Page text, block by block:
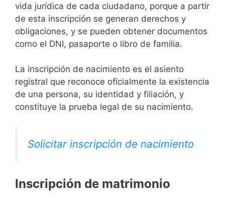
vida jurídica de cada ciudadano, porque a partir
de esta inscripción se generan derechos y
obligaciones, y se pueden obtener documentos
como el DNI, pasaporte o libro de familia.
La inscripción de nacimiento es el asiento
registral que reconoce oficialmente la existencia
de una persona, su identidad y filiación, y
constituye la prueba legal de su nacimiento.
Solicitar inscripción de nacimiento
Inscripción de matrimonio